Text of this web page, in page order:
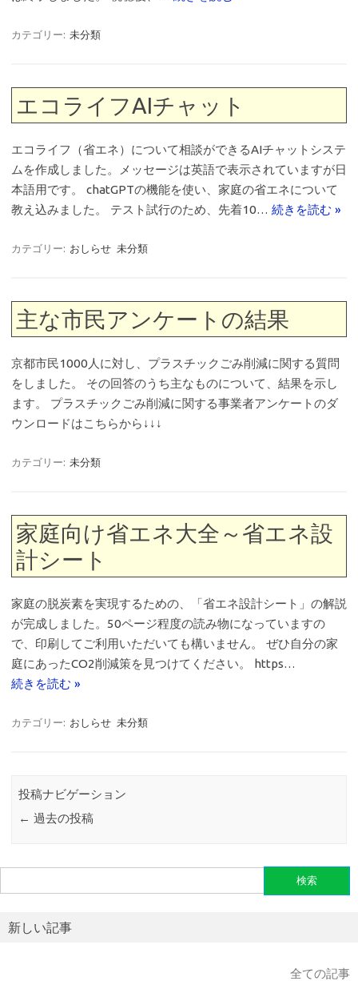
カテゴリー: 未分類
エコライフAIチャット
エコライフ（省エネ）について相談ができるAIチャットシステ
ムを作成しました。メッセージは英語で表示されていますが日
本語用です。 chatGPTの機能を使い、家庭の省エネについて
教え込みました。 テスト試行のため、先着10… 続きを読む »
カテゴリー: おしらせ 未分類
主な市民アンケートの結果
京都市民1000人に対し、プラスチックごみ削減に関する質問
をしました。 その回答のうち主なものについて、結果を示し
ます。 プラスチックごみ削減に関する事業者アンケートのダ
ウンロードはこちらから↓↓↓
カテゴリー: 未分類
家庭向け省エネ大全～省エネ設
計シート
家庭の脱炭素を実現するための、「省エネ設計シート」の解説
が完成しました。50ページ程度の読み物になっていますの
で、印刷してご利用いただいても構いません。 ぜひ自分の家
庭にあったCO2削減策を見つけてください。 https…
続きを読む »
カテゴリー: おしらせ 未分類
投稿ナビゲーション
← 過去の投稿
索:
新しい記事
全ての記事